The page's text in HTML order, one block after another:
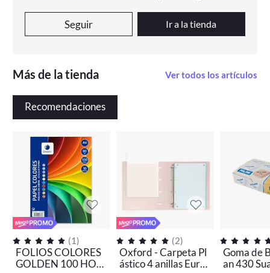
Seguir Ir a la tienda
Más de la tienda Ver todos los artículos
Recomendaciones
(1)
FOLIOS COLORES
GOLDEN 100 HOJ
(2)
Oxford - Carpeta Pl
ástico 4 anillas Euro
Goma de
an 430